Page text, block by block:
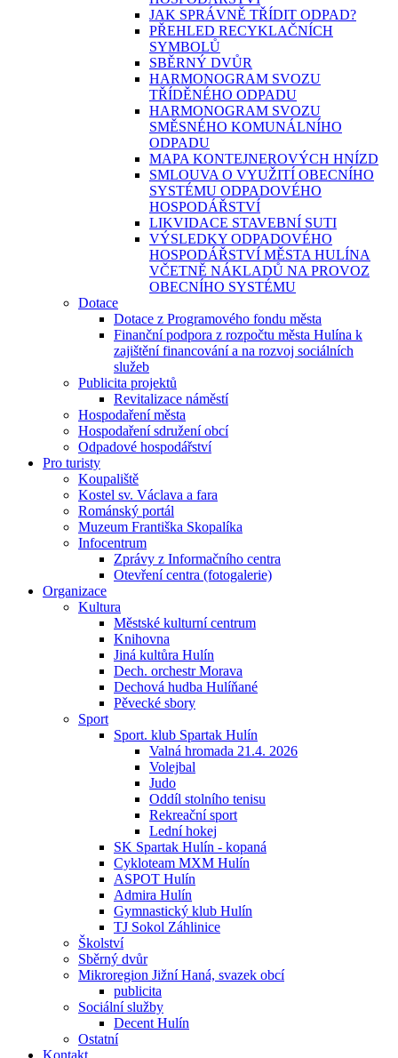
JAK SPRÁVNĚ TŘÍDIT ODPAD?
PŘEHLED RECYKLAČNÍCH
SYMBOLŮ
SBĚRNÝ DVŮR
HARMONOGRAM SVOZU
TŘÍDĚNÉHO ODPADU
HARMONOGRAM SVOZU
SMĚSNÉHO KOMUNÁLNÍHO
ODPADU
MAPA KONTEJNEROVÝCH HNÍZD
SMLOUVA O VYUŽITÍ OBECNÍHO
SYSTÉMU ODPADOVÉHO
HOSPODÁŘSTVÍ
LIKVIDACE STAVEBNÍ SUTI
VÝSLEDKY ODPADOVÉHO
HOSPODÁŘSTVÍ MĚSTA HULÍNA
VČETNĚ NÁKLADŮ NA PROVOZ
OBECNÍHO SYSTÉMU
Dotace
Dotace z Programového fondu města
Finanční podpora z rozpočtu města Hulína k
zajištění financování a na rozvoj sociálních
služeb
Publicita projektů
Revitalizace náměstí
Hospodaření města
Hospodaření sdružení obcí
Odpadové hospodářství
Pro turisty
Koupaliště
Kostel sv. Václava a fara
Románský portál
Muzeum Františka Skopalíka
Infocentrum
Zprávy z Informačního centra
Otevření centra (fotogalerie)
Organizace
Kultura
Městské kulturní centrum
Knihovna
Jiná kultůra Hulín
Dech. orchestr Morava
Dechová hudba Hulíňané
Pěvecké sbory
Sport
Sport. klub Spartak Hulín
Valná hromada 21.4. 2026
Volejbal
Judo
Oddíl stolního tenisu
Rekreační sport
Lední hokej
SK Spartak Hulín - kopaná
Cykloteam MXM Hulín
ASPOT Hulín
Admira Hulín
Gymnastický klub Hulín
TJ Sokol Záhlinice
Školství
Sběrný dvůr
Mikroregion Jižní Haná, svazek obcí
publicita
Sociální služby
Decent Hulín
Ostatní
Kontakt